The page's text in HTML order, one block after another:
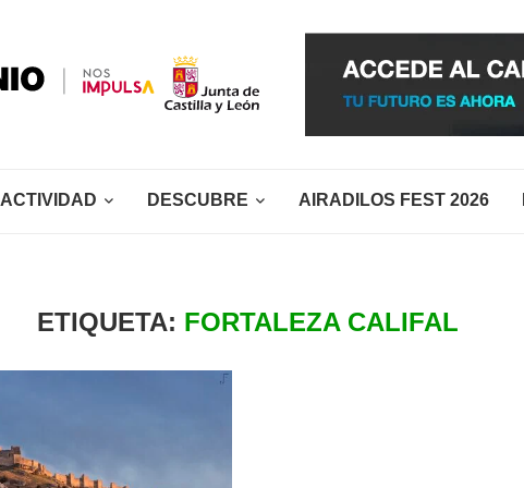
ACTIVIDAD DESCUBRE AIRADILOS FEST 2026
ETIQUETA: FORTALEZA CALIFAL